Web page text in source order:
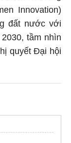
Innovation)
đất nước với
tầm nhìn
quyết Đại hội